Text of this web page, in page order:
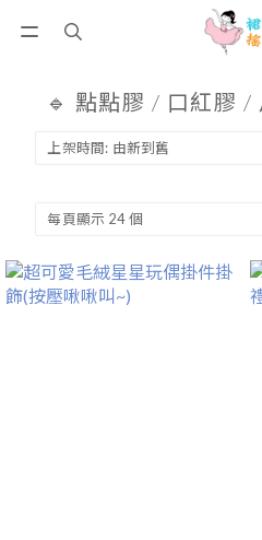
🔹 點點膠 / 口紅膠 /